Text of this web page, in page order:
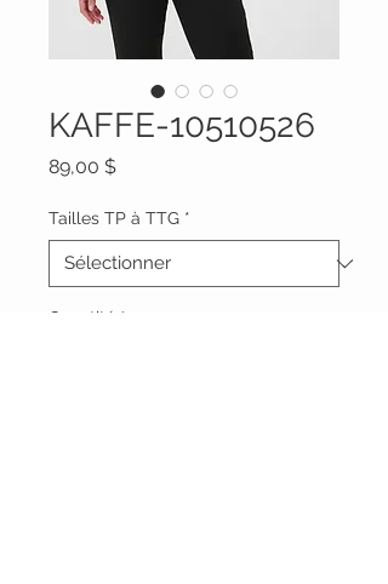
KAFFE-10510526
89,00 $Prix
Tailles TP à TTG *
Quantité *